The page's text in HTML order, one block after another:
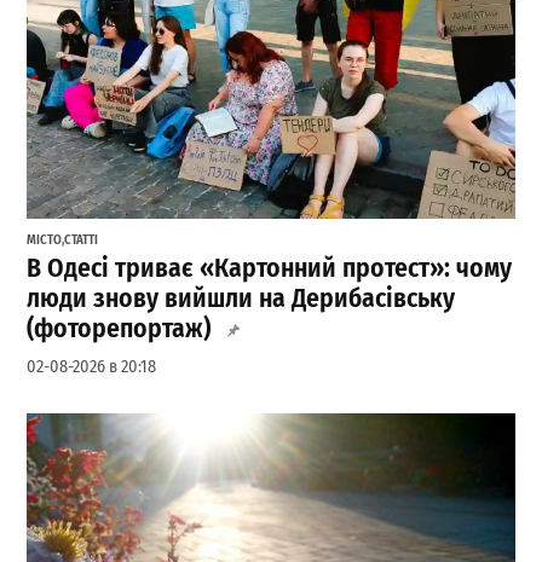
МІСТО,СТАТТІ
В Одесі триває «Картонний протест»: чому
люди знову вийшли на Дерибасівську
(фоторепортаж)
02-08-2026 в 20:18